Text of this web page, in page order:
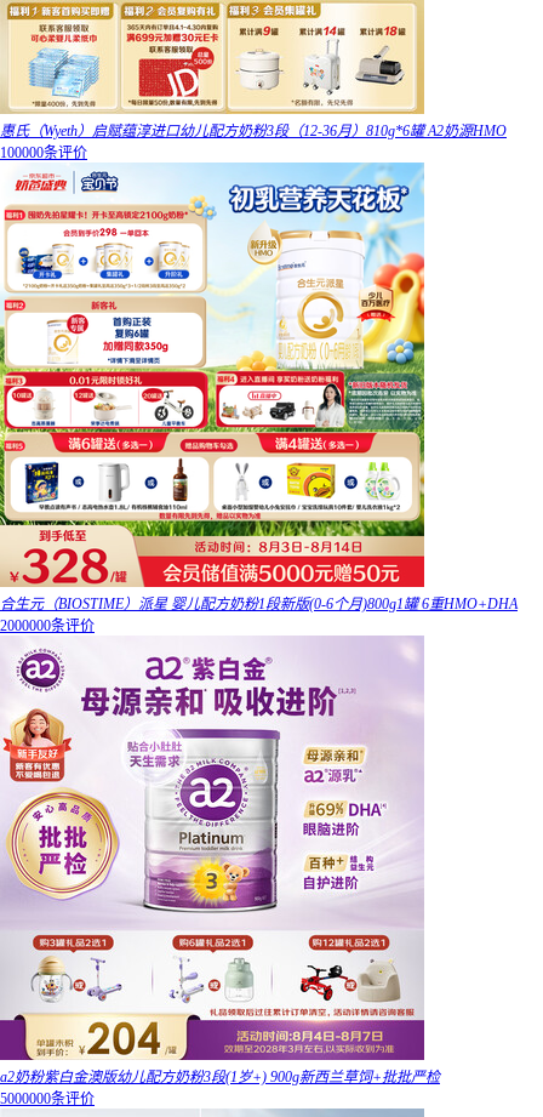
惠氏（Wyeth）启赋蕴淳进口幼儿配方奶粉3段（12-36月）810g*6罐 A2奶源HMO
100000条评价
合生元（BIOSTIME）派星 婴儿配方奶粉1段新版(0-6个月)800g1罐 6重HMO+DHA
2000000条评价
a2奶粉紫白金澳版幼儿配方奶粉3段(1岁+) 900g新西兰草饲+批批严检
5000000条评价